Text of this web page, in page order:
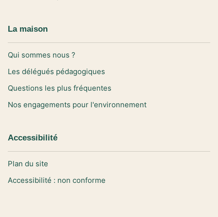
La maison
Qui sommes nous ?
Les délégués pédagogiques
Questions les plus fréquentes
Nos engagements pour l'environnement
Accessibilité
Plan du site
Accessibilité : non conforme